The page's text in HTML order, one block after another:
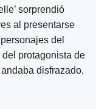
sorprendió
al presentarse
del
del protagonista de
disfrazado.